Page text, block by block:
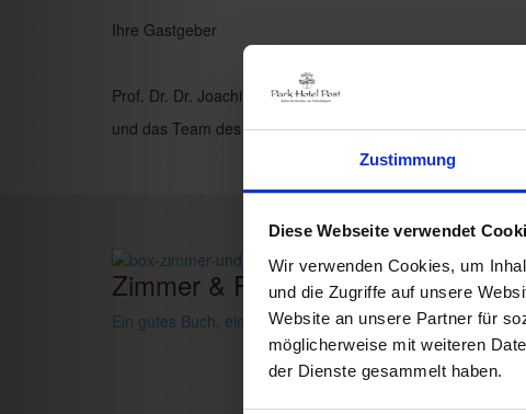
Zustimmung
Diese Webseite verwendet
Wir verwenden Cookies, um
und die Zugriffe auf unsere
Website an unsere Partner für
möglicherweise mit weiteren
der Dienste gesammelt haben.
Ihre Gastgeber
Prof. Dr. Dr. Joachim Ollhoff
und das Team des Park Hotel Post
Zimmer & Preise
Ein gutes Buch, ein bequemes Bett, Raum zum Träumen